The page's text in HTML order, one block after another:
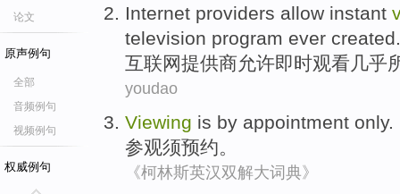
论文
原声例句
全部
音频例句
视频例句
权威例句
Internet providers allow instant
television program ever created.
互联网提供商允许即时观看 几乎
youdao
Viewing is by appointment only.
参观须预约。
《柯林斯英汉双解大词典》